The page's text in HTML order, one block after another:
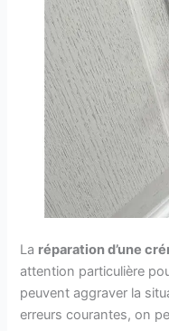
La réparation d’une
attention particulière
peuvent aggraver la
erreurs courantes, on